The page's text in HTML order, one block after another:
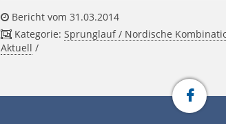
Bericht vom 31.03.2014
Kategorie:Sprunglauf / Nordische
Aktuell /